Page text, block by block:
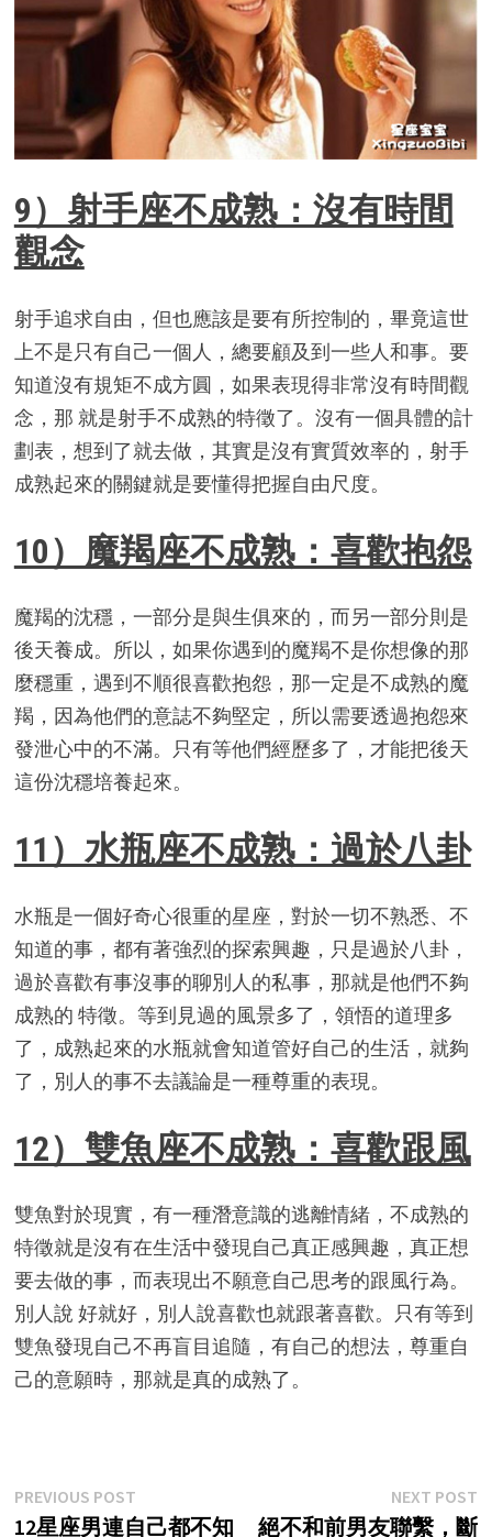
9）射手座不成熟：沒有時間
觀念
射手追求自由，但也應該是要有所控制的，畢竟這世
上不是只有自己一個人，總要顧及到一些人和事。要
知道沒有規矩不成方圓，如果表現得非常沒有時間觀
念，那 就是射手不成熟的特徵了。沒有一個具體的計
劃表，想到了就去做，其實是沒有實質效率的，射手
成熟起來的關鍵就是要懂得把握自由尺度。
10）魔羯座不成熟：喜歡抱怨
魔羯的沈穩，一部分是與生俱來的，而另一部分則是
後天養成。所以，如果你遇到的魔羯不是你想像的那
麼穩重，遇到不順很喜歡抱怨，那一定是不成熟的魔
羯，因為他們的意誌不夠堅定，所以需要透過抱怨來
發泄心中的不滿。只有等他們經歷多了，才能把後天
這份沈穩培養起來。
11）水瓶座不成熟：過於八卦
水瓶是一個好奇心很重的星座，對於一切不熟悉、不
知道的事，都有著強烈的探索興趣，只是過於八卦，
過於喜歡有事沒事的聊別人的私事，那就是他們不夠
成熟的 特徵。等到見過的風景多了，領悟的道理多
了，成熟起來的水瓶就會知道管好自己的生活，就夠
了，別人的事不去議論是一種尊重的表現。
12）雙魚座不成熟：喜歡跟風
雙魚對於現實，有一種潛意識的逃離情緒，不成熟的
特徵就是沒有在生活中發現自己真正感興趣，真正想
要去做的事，而表現出不願意自己思考的跟風行為。
別人說 好就好，別人說喜歡也就跟著喜歡。只有等到
雙魚發現自己不再盲目追隨，有自己的想法，尊重自
己的意願時，那就是真的成熟了。
Post
PREVIOUS POSTPrevious
post:
12星座男連自己都不知
NEXT POST
絕不和前男友聯繫，斷